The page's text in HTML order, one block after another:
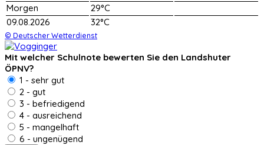
Morgen
29°C
09.08.2026
32°C
© Deutscher Wetterdienst
Mit welcher Schulnote bewerten Sie den Landshuter
ÖPNV?
1 - sehr gut
2 - gut
3 - befriedigend
4 - ausreichend
5 - mangelhaft
6 - ungenügend